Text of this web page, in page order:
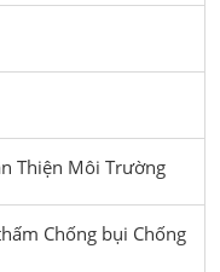
Thiện Môi Trường
Chống bụi Chống